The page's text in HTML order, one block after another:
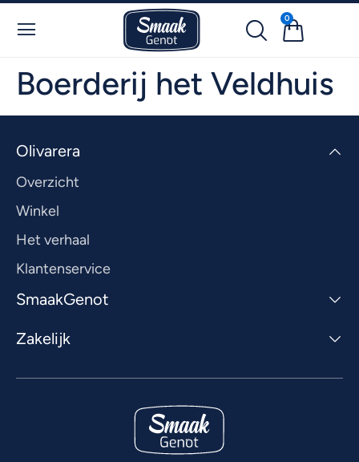
0
Boerderij het Veldhuis
Olivarera
Overzicht
Winkel
Het verhaal
Klantenservice
SmaakGenot
Zakelijk